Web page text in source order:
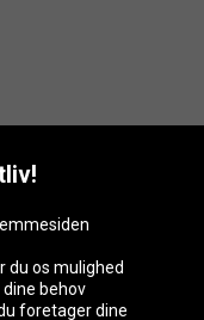
Éire
du os mulighed
behov
foretager dine